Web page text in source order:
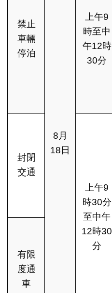
禁止
車輛
停泊
8月
18日
上午9
時至中
午12時
30分
封閉
交通
上午9
時30分
至中午
12時30
分
有限
度通
車